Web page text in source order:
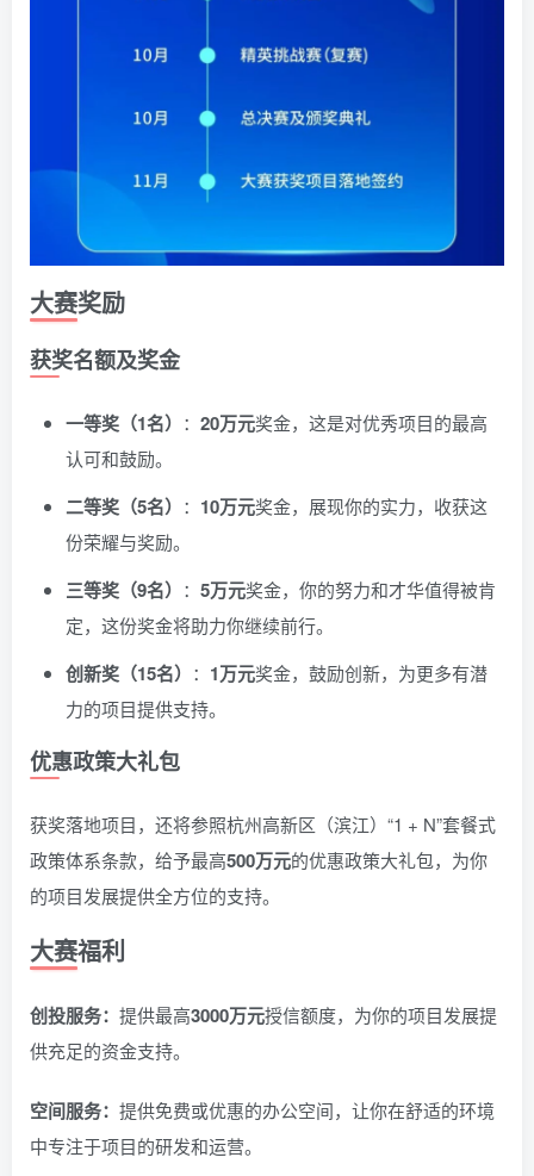
大赛奖励
获奖名额及奖金
一等奖（1名） ： 20万元奖金，这是对优秀项目的最高
认可和鼓励。
二等奖（5名） ： 10万元奖金，展现你的实力，收获这
份荣耀与奖励。
三等奖（9名） ： 5万元奖金，你的努力和才华值得被肯
定，这份奖金将助力你继续前行。
创新奖（15名） ： 1万元奖金，鼓励创新，为更多有潜
力的项目提供支持。
优惠政策大礼包
获奖落地项目，还将参照杭州高新区（滨江）“1 + N”套餐式
政策体系条款，给予最高500万元的优惠政策大礼包，为你
的项目发展提供全方位的支持。
大赛福利
创投服务： 提供最高3000万元授信额度，为你的项目发展提
供充足的资金支持。
空间服务： 提供免费或优惠的办公空间，让你在舒适的环境
中专注于项目的研发和运营。